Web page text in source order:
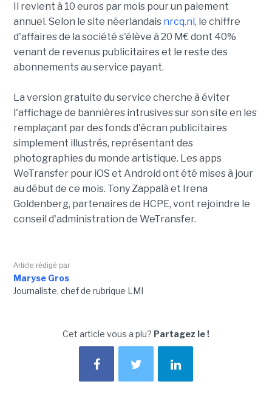
Il revient à 10 euros par mois pour un paiement
annuel. Selon le site néerlandais nrcq.nl , le chiffre
d'affaires de la société s'élève à 20 M€ dont 40%
venant de revenus publicitaires et le reste des
abonnements au service payant.
La version gratuite du service cherche à éviter
l'affichage de bannières intrusives sur son site en les
remplaçant par des fonds d'écran publicitaires
simplement illustrés, représentant des
photographies du monde artistique. Les apps
WeTransfer pour iOS et Android ont été mises à jour
au début de ce mois. Tony Zappalà et Irena
Goldenberg, partenaires de HCPE, vont rejoindre le
conseil d'administration de WeTransfer.
Article rédigé par
Maryse Gros
Journaliste, chef de rubrique LMI
Cet article vous a plu? Partagez le !